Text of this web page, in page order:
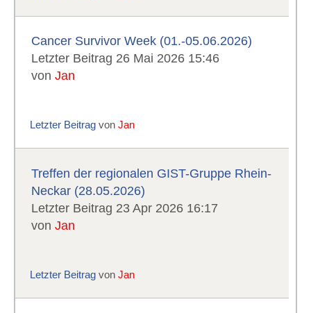
Cancer Survivor Week (01.-05.06.2026)
Letzter Beitrag 26 Mai 2026 15:46
vonJan
Letzter Beitrag vonJan
Treffen der regionalen GIST-Gruppe Rhein-
Neckar (28.05.2026)
Letzter Beitrag 23 Apr 2026 16:17
vonJan
Letzter Beitrag vonJan